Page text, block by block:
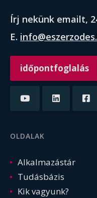
Írj nekünk emailt,
E.
időpontfoglalás
OLDALAK
Alkalmazástár
Tudásbázis
Kik vagyunk?